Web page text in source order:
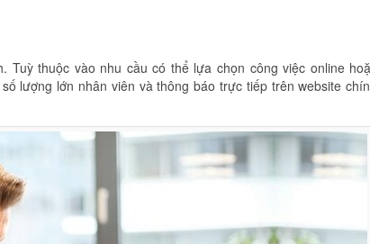
thuộc vào nhu cầu có thể lựa chọn công việc online
lượng lớn nhân viên và thông báo trực tiếp trên website